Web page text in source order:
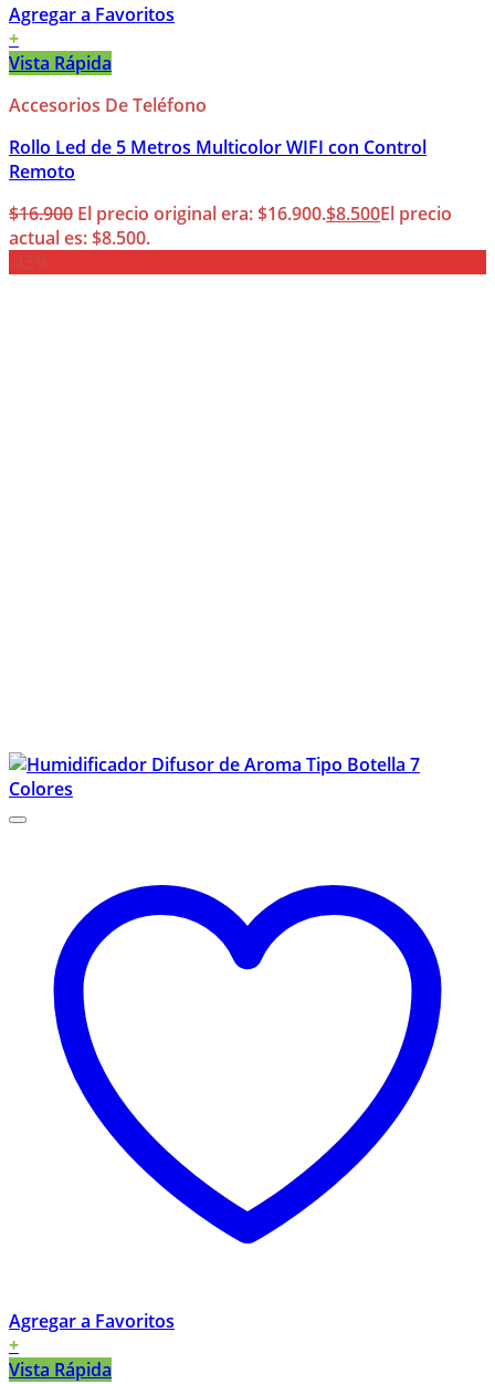
Agregar a Favoritos
+
Vista Rápida
Accesorios De Teléfono
Rollo Led de 5 Metros Multicolor WIFI con Control
Remoto
$16.900 El precio original era: $16.900.$8.500El precio
actual es: $8.500.
Agregar a Favoritos
+
Vista Rápida